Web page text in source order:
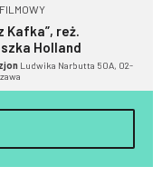
Kafka”, reż.
Holland
Ludwika Narbutta 50A, 02-